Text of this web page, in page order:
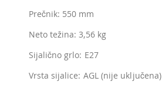
Prečnik: 550 mm
Neto težina: 3,56 kg
Sijalično grlo: E27
Vrsta sijalice: AGL (nije uključena)